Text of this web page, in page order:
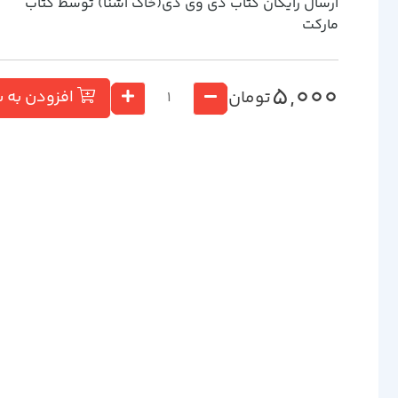
مارکت
5,000تومان افزودن